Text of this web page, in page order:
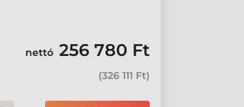
nettó 256 780 Ft
(326 111 Ft)